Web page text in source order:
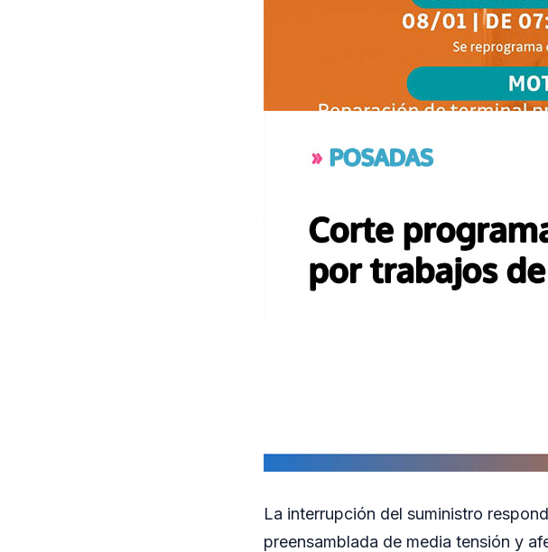
La interrupción del suministro
preensamblada de media tensión y